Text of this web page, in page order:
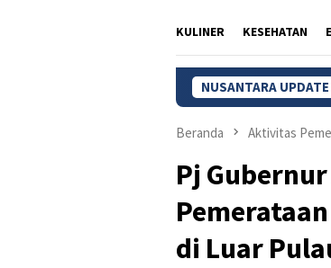
KULINER KESEHATAN
NUSANTARA UPDATE
Pasar Batik Setono, Ikon Wisata
Beranda Aktivitas
Pj
di Luar